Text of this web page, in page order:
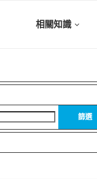
相關知識
篩選